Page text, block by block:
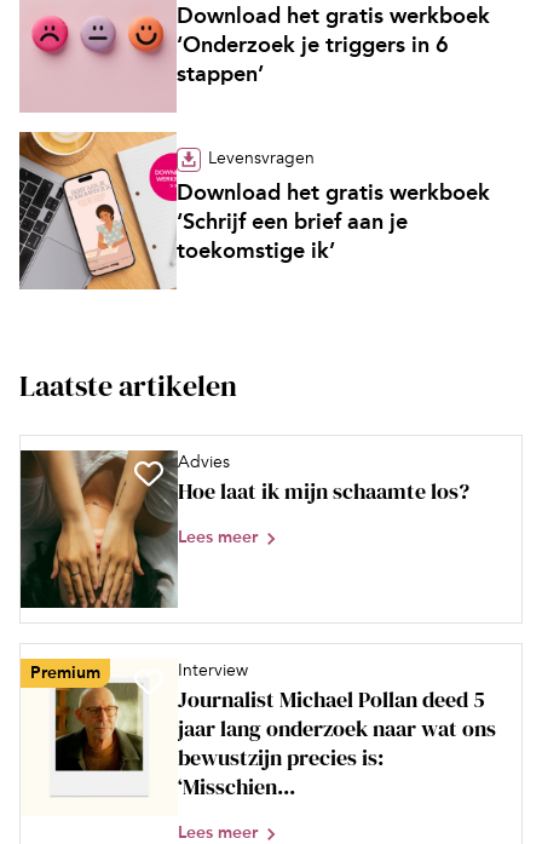
Download het gratis werkboek
‘Onderzoek je triggers in 6
stappen’
Levensvragen
Download het gratis werkboek
‘Schrijf een brief aan je
toekomstige ik’
Laatste artikelen
Advies
Hoe laat ik mijn schaamte los?
Lees meer
Premium Interview
Journalist Michael Pollan deed 5
jaar lang onderzoek naar wat ons
bewustzijn precies is:
‘Misschien...
Lees meer